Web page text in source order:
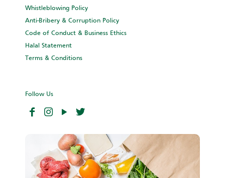
Whistleblowing Policy
Anti-Bribery & Corruption Policy
Code of Conduct & Business Ethics
Halal Statement
Terms & Conditions
Follow Us